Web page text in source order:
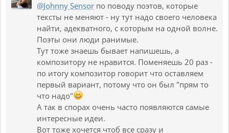
@Johnny Sensor по поводу поэтов, которые
тексты не меняют - ну тут надо своего человека
найти, адекватного, с которым на одной волне.
Поэты они люди ранимые.
Тут тоже знаешь бывает напишешь, а
композитору не нравится. Поменяешь 20 раз -
по итогу композитор говорит что оставляем
первый вариант, потому что он был "прям то
что надо"
А так в спорах очень часто появляются самые
интересные идеи.
Вот тоже хочется чтоб все сразу и